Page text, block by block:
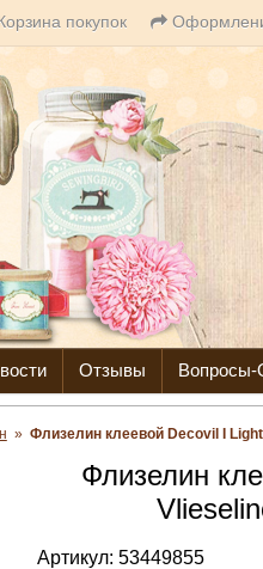
покупок
Отзывы Вопросы-
» Флизелин клеевой Decovil I
Флизелин
Артикул:53449855